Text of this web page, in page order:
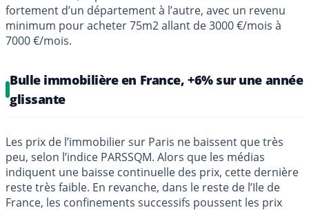
fortement d’un département à l’autre, avec un revenu
minimum pour acheter 75m2 allant de 3000 €/mois à
7000 €/mois.
Bulle immobilière en France, +6% sur une année
glissante
Les prix de l’immobilier sur Paris ne baissent que très
peu, selon l’indice PARSSQM. Alors que les médias
indiquent une baisse continuelle des prix, cette dernière
reste très faible. En revanche, dans le reste de l’Ile de
France, les confinements successifs poussent les prix